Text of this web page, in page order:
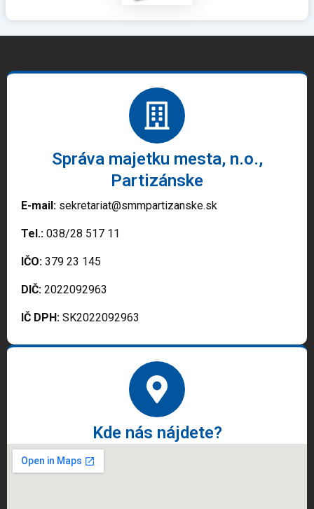
Správa majetku mesta, n.o.,
Partizánske
E-mail: sekretariat@smmpartizanske.sk
Tel.: 038/28 517 11
IČO: 379 23 145
DIČ: 2022092963
IČ DPH: SK2022092963
Kde nás nájdete?